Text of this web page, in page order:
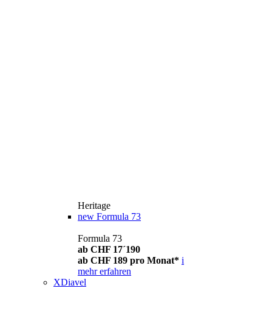
Heritage
new Formula 73
Formula 73
ab CHF 17´190
ab CHF 189 pro Monat* i
mehr erfahren
XDiavel